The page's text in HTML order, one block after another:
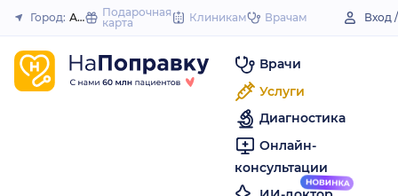
to
Закрыть
Город: АксайПодарочная
карта
Клиникам Врачам Вход
Врачи
Услуги
Диагностика
Онлайн-
консультации